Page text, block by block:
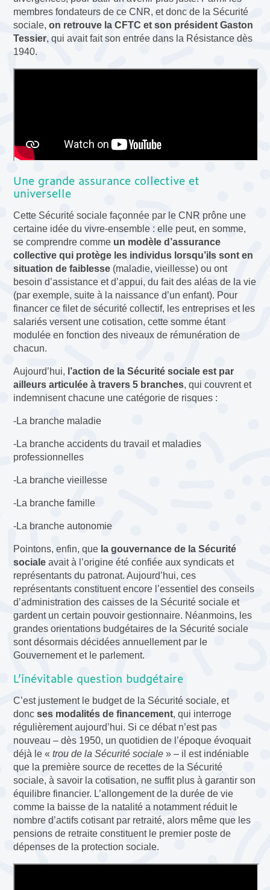
membres fondateurs de ce CNR, et donc de la Sécurité
sociale,on retrouve la CFTC et son président Gaston
Tessier, qui avait fait son entrée dans la Résistance dès
1940.
Une grande assurance collective et
universelle
Cette Sécurité sociale façonnée par le CNR prône une
certaine idée du vivre-ensemble : elle peut, en somme,
se comprendre comme un modèle d’assurance
collective qui protège les individus lorsqu’ils sont en
situation de faiblesse (maladie, vieillesse) ou ont
besoin d’assistance et d’appui, du fait des aléas de la vie
(par exemple, suite à la naissance d’un enfant). Pour
financer ce filet de sécurité collectif, les entreprises et les
salariés versent une cotisation, cette somme étant
modulée en fonction des niveaux de rémunération de
chacun.
Aujourd’hui, l’action de la Sécurité sociale est par
ailleurs articulée à travers 5 branches, qui couvrent et
indemnisent chacune une catégorie de risques :
-La branche maladie
-La branche accidents du travail et maladies
professionnelles
-La branche vieillesse
-La branche famille
-La branche autonomie
Pointons, enfin, que la gouvernance de la Sécurité
sociale avait à l’origine été confiée aux syndicats et
représentants du patronat. Aujourd’hui, ces
représentants constituent encore l’essentiel des conseils
d’administration des caisses de la Sécurité sociale et
gardent un certain pouvoir gestionnaire. Néanmoins, les
grandes orientations budgétaires de la Sécurité sociale
sont désormais décidées annuellement par le
Gouvernement et le parlement.
L’inévitable question budgétaire
C’est justement le budget de la Sécurité sociale, et
doncses modalités de financement, qui interroge
régulièrement aujourd’hui. Si ce débat n’est pas
nouveau – dès 1950, un quotidien de l’époque évoquait
déjà le «trou de la Sécurité sociale » – il est indéniable
que la première source de recettes de la Sécurité
sociale, à savoir la cotisation, ne suffit plus à garantir son
équilibre financier. L’allongement de la durée de vie
comme la baisse de la natalité a notamment réduit le
nombre d’actifs cotisant par retraité, alors même que les
pensions de retraite constituent le premier poste de
dépenses de la protection sociale.